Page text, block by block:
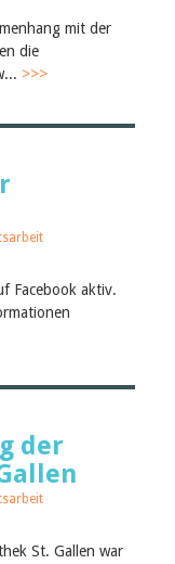
mit der
die
>>>
Facebook aktiv.
der
St. Gallen war